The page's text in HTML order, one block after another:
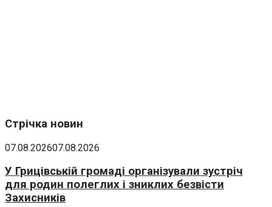
Стрічка новин
07.08.202607.08.2026
У Грицівській громаді організували зустріч
для родин полеглих і зниклих безвісти
Захисників